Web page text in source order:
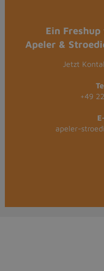
Ein
Apeler &
Jetzt
+49
apeler-